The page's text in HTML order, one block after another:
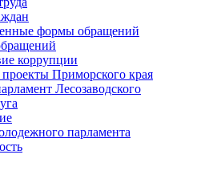
формы обращений
коррупции
Приморского края
Лесозаводского
парламента